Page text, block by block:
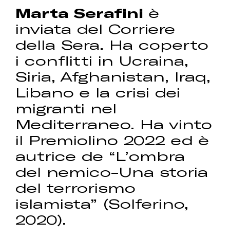
Marta Serafini è
inviata del Corriere
della Sera. Ha coperto
i conflitti in Ucraina,
Siria, Afghanistan, Iraq,
Libano e la crisi dei
migranti nel
Mediterraneo. Ha vinto
il Premiolino 2022 ed è
autrice de “L’ombra
del nemico-Una storia
del terrorismo
islamista” (Solferino,
2020).